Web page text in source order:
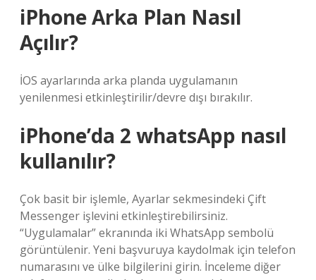
iPhone Arka Plan Nasıl
Açılır?
İOS ayarlarında arka planda uygulamanın
yenilenmesi etkinleştirilir/devre dışı bırakılır.
iPhone’da 2 whatsApp nasıl
kullanılır?
Çok basit bir işlemle, Ayarlar sekmesindeki Çift
Messenger işlevini etkinleştirebilirsiniz.
“Uygulamalar” ekranında iki WhatsApp sembolü
görüntülenir. Yeni başvuruya kaydolmak için telefon
numarasını ve ülke bilgilerini girin. İnceleme diğer